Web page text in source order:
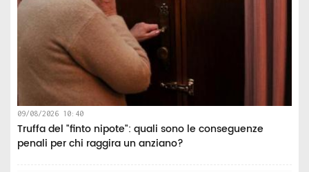
09/08/2026 10:40
Truffa del "finto nipote": quali sono le conseguenze
penali per chi raggira un anziano?